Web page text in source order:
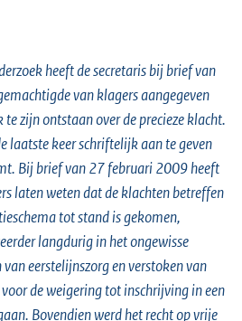
heeft de secretaris bij brief van
van klagers aangegeven
zijn ontstaan over de precieze klacht.
laatste keer schriftelijk aan te geven
Bij brief van 27 februari 2009 heeft
laten weten dat de klachten betreffen
tot stand is gekomen,
langdurig in het ongewisse
eerstelijnszorg en verstoken van
de weigering tot inschrijving in een
Bovendien werd het recht op vrije